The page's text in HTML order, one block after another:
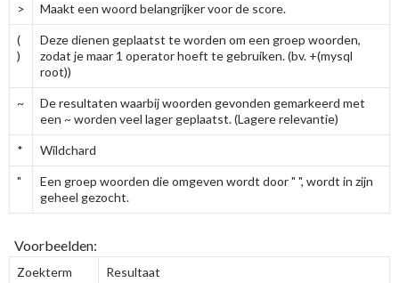
> Maakt een woord belangrijker voor de score.
(
)
Deze dienen geplaatst te worden om een groep woorden,
zodat je maar 1 operator hoeft te gebruiken. (bv. +(mysql
root))
~
De resultaten waarbij woorden gevonden gemarkeerd met
een ~ worden veel lager geplaatst. (Lagere relevantie)
* Wildchard
"
Een groep woorden die omgeven wordt door " ", wordt in zijn
geheel gezocht.
Voorbeelden:
Zoekterm Resultaat